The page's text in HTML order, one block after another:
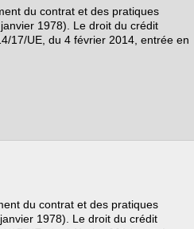
du contrat et des pratiques
1978). Le droit du crédit
17/UE, du 4 février 2014, entrée en
du contrat et des pratiques
1978). Le droit du crédit